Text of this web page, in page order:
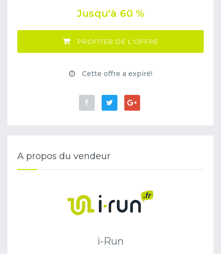
Jusqu'à 60 %
PROFITER DE L'OFFRE
Cette offre a expiré!
A propos du vendeur
i-Run